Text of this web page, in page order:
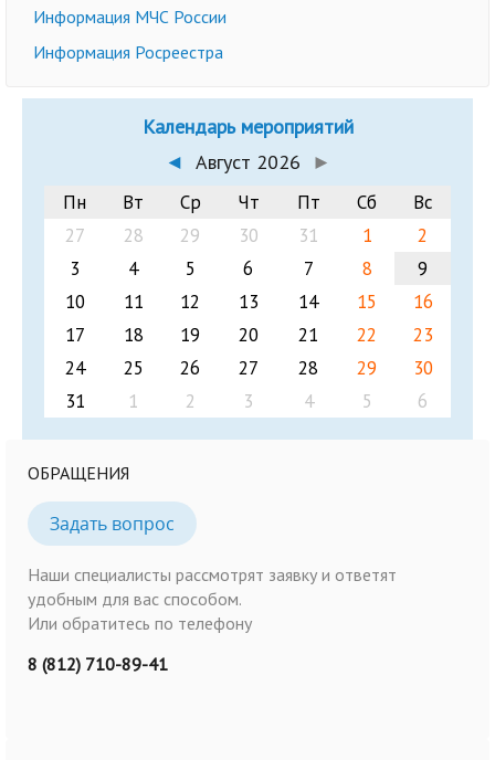
Информация МЧС России
Информация Росреестра
Календарь мероприятий
◄ Август 2026 ►
Пн Вт Ср Чт Пт Сб
Вс
27
28 29 30 31 1
2
3
4 5 6 7 8
9
10
11 12 13 14 15
16
17
18 19 20 21 22
23
24
25 26 27 28 29
30
31
1 2 3 4 5 6
ОБРАЩЕНИЯ
Задать вопрос
Наши специалисты рассмотрят заявку и ответят
удобным для вас способом.
Или обратитесь по телефону
8 (812) 710-89-41